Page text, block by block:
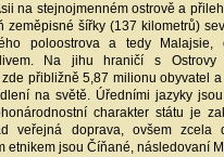
na stejnojmenném ostrově a
zeměpisné šířky (137 kilometrů)
poloostrova a tedy
Na jihu hraničí s
přibližně 5,87 milionu obyvatel
na světě. Úředními jazyky
charakter státu je
veřejná doprava, ovšem zcela
etnikem jsou Číňané, následovaní